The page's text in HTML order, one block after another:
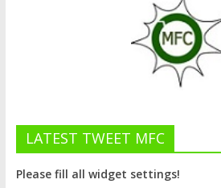
LATEST TWEET MFC
Please fill all widget settings!